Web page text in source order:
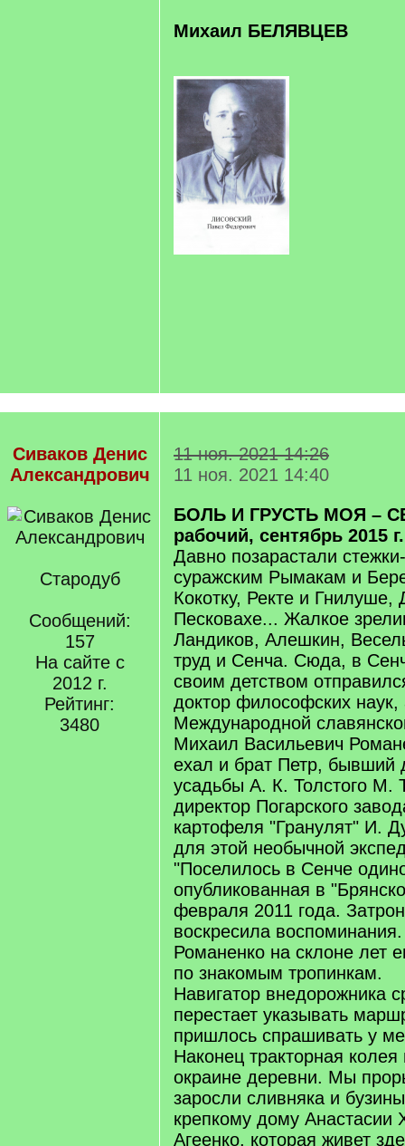
Михаил БЕЛЯВЦЕВ
Сиваков Денис
Александрович
Стародуб
Сообщений:
157
На сайте с
2012 г.
Рейтинг:
3480
11 ноя. 2021 14:26
11 ноя. 2021 14:40
БОЛЬ И ГРУСТЬ МОЯ –
рабочий, сентябрь 2015
Давно позарастали
суражским Рымакам и
Кокотку, Ректе и Гнилуше,
Песковахе... Жалкое
Ландиков, Алешкин,
труд и Сенча. Сюда, в
своим детством
доктор философских наук,
Международной
Михаил Васильевич
ехал и брат Петр, бывший
усадьбы А. К. Толстого М.
директор Погарского
картофеля "Гранулят" И.
для этой необычной
"Поселилось в Сенче
опубликованная в
февраля 2011 года.
воскресила
Романенко на склоне лет
по знакомым тропинкам.
Навигатор внедорожника
перестает указывать
пришлось спрашивать у
Наконец тракторная колея
окраине деревни. Мы
заросли сливняка и
крепкому дому Анастасии
Агеенко, которая живет